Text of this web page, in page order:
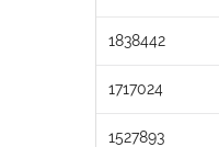
1838442
1717024
1527893